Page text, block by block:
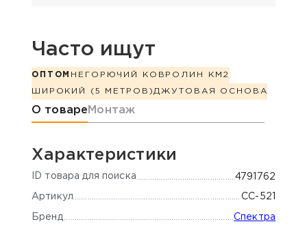
Часто ищут
ОПТОМ НЕГОРЮЧИЙ КОВРОЛИН КМ2
ШИРОКИЙ (5 МЕТРОВ)ДЖУТОВАЯ ОСНОВА
Информация о товаре
О товаре Монтаж
Характеристики
ID товара для поиска 4791762
Артикул СС-521
Бренд Спектра